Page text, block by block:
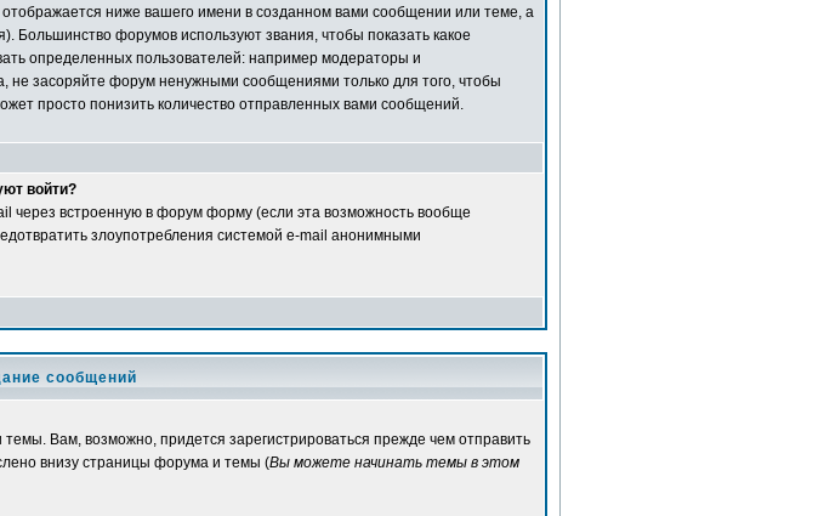
ниже вашего имени в созданном вами сообщении или теме, а
Большинство форумов используют звания, чтобы показать какое
определенных пользователей: например модераторы и
не засоряйте форум ненужными сообщениями только для того, чтобы
просто понизить количество отправленных вами сообщений.
войти?
через встроенную в форум форму (если эта возможность вообще
злоупотребления системой e-mail анонимными
сообщений
Вам, возможно, придется зарегистрироваться прежде чем отправить
внизу страницы форума и темы (Вы можете начинать темы в этом